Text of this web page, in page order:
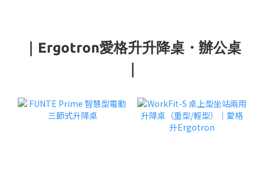
｜Ergotron愛格升升降桌・辦公桌